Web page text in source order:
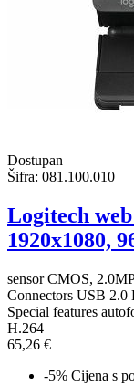
Dostupan
Šifra: 081.100.010
Logitech
1920x1080,
sensor CMOS,
Connectors USB 2.0
Special features
H.264
65,26 €
-5% Cijena s